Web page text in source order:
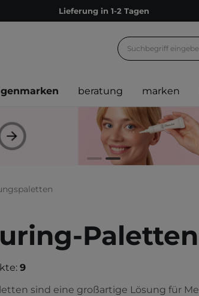
Lieferung in 1-2 Tagen
Kostenloser Versand ab 60 €
Versand nach Deutschland und Österreich
Treueprogramm
Lieferung in 1-2 Tagen
uns weiter und sammle noch mehr
beratung marken
Paletten
9
sind eine großartige Lösung für